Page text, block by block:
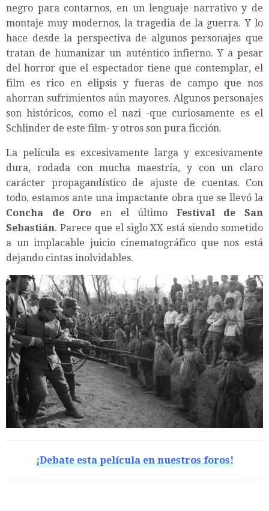
negro para contarnos, en un lenguaje narrativo y de
montaje muy modernos, la tragedia de la guerra. Y lo
hace desde la perspectiva de algunos personajes que
tratan de humanizar un auténtico infierno. Y a pesar
del horror que el espectador tiene que contemplar, el
film es rico en elipsis y fueras de campo que nos
ahorran sufrimientos aún mayores. Algunos personajes
son históricos, como el nazi -que curiosamente es el
Schlinder de este film- y otros son pura ficción.
La película es excesivamente larga y excesivamente
dura, rodada con mucha maestría, y con un claro
carácter propagandístico de ajuste de cuentas. Con
todo, estamos ante una impactante obra que se llevó la
Concha de Oro en el último Festival de San
Sebastián. Parece que el siglo XX está siendo sometido
a un implacable juicio cinematográfico que nos está
dejando cintas inolvidables.
¡Debate esta película en nuestros foros!